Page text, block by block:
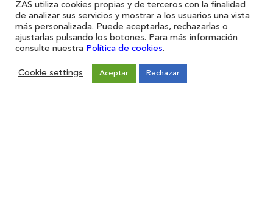
ZAS utiliza cookies propias y de terceros con la finalidad
de analizar sus servicios y mostrar a los usuarios una vista
más personalizada. Puede aceptarlas, rechazarlas o
ajustarlas pulsando los botones. Para más información
consulte nuestra Política de cookies.
Cookie settings Aceptar Rechazar